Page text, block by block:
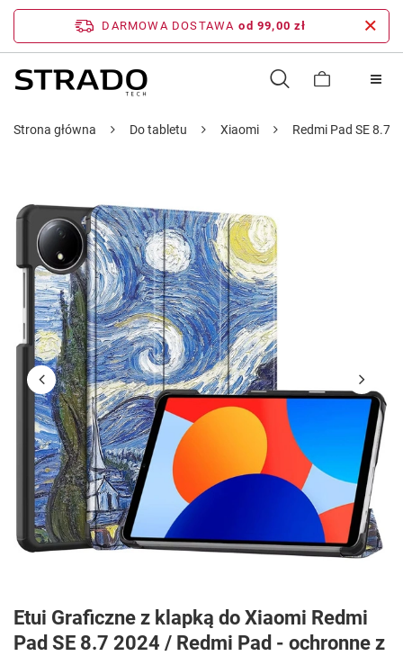
DARMOWA DOSTAWA od 99,00 zł
Strona główna Do tabletu Xiaomi Redmi Pad SE 8.7
Etui Graficzne z klapką do Xiaomi Redmi
Pad SE 8.7 2024 / Redmi Pad - ochronne z